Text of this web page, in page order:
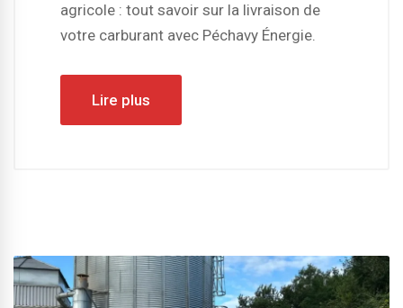
agricole : tout savoir sur la livraison de
votre carburant avec Péchavy Énergie.
Lire plus